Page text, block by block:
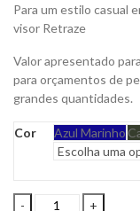
Para um estilo casual
visor Retraze
Valor apresentado
para orçamentos de
grandes quantidades.
Cor Azul Marinho
Boina